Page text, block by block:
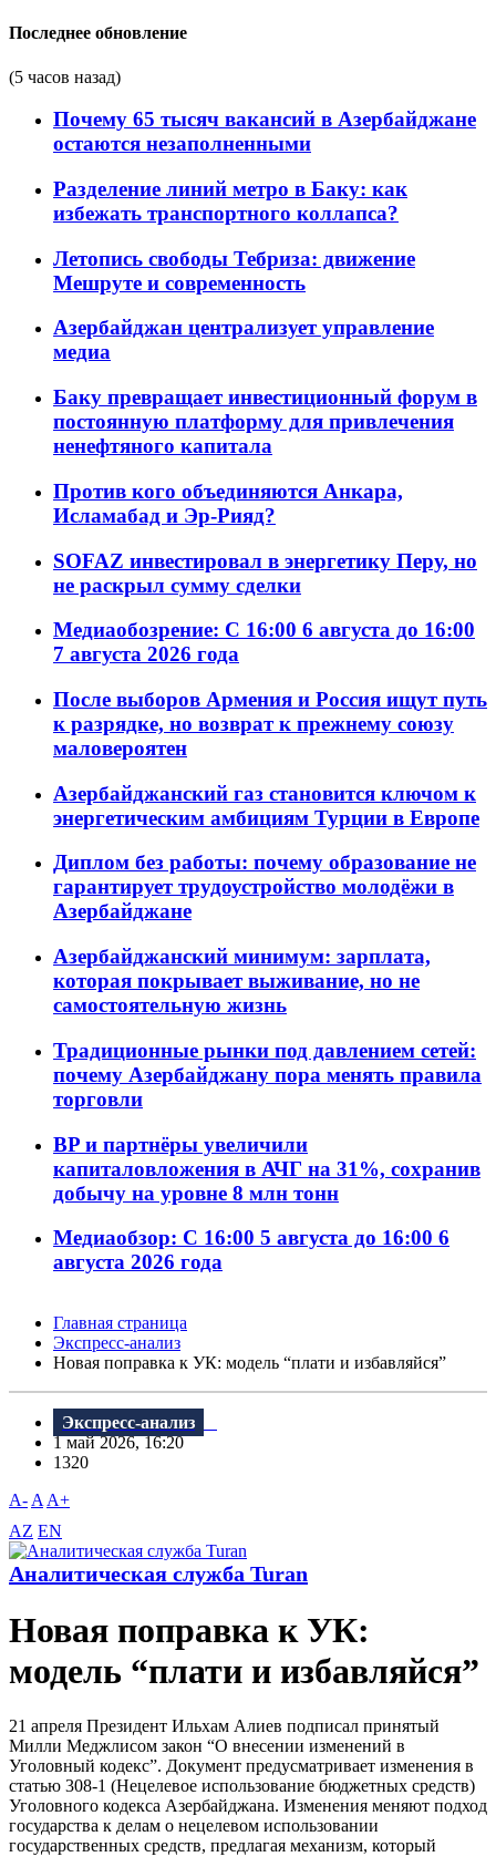
Последнее обновление
(5 часов назад)
Почему 65 тысяч вакансий в Азербайджане
остаются незаполненными
Разделение линий метро в Баку: как
избежать транспортного коллапса?
Летопись свободы Тебриза: движение
Мешруте и современность
Азербайджан централизует управление
медиа
Баку превращает инвестиционный форум в
постоянную платформу для привлечения
ненефтяного капитала
Против кого объединяются Анкара,
Исламабад и Эр-Рияд?
SOFAZ инвестировал в энергетику Перу, но
не раскрыл сумму сделки
Медиаобозрение: С 16:00 6 августа до 16:00
7 августа 2026 года
После выборов Армения и Россия ищут путь
к разрядке, но возврат к прежнему союзу
маловероятен
Азербайджанский газ становится ключом к
энергетическим амбициям Турции в Европе
Диплом без работы: почему образование не
гарантирует трудоустройство молодёжи в
Азербайджане
Азербайджанский минимум: зарплата,
которая покрывает выживание, но не
самостоятельную жизнь
Традиционные рынки под давлением сетей:
почему Азербайджану пора менять правила
торговли
BP и партнёры увеличили
капиталовложения в АЧГ на 31%, сохранив
добычу на уровне 8 млн тонн
Медиаобзор: С 16:00 5 августа до 16:00 6
августа 2026 года
Главная страница
Экспресс-анализ
Новая поправка к УК: модель “плати и избавляйся”
Экспресс-анализ
1 май 2026, 16:20
1320
A- A A+
AZ EN
Аналитическая служба Turan
Новая поправка к УК:
модель “плати и избавляйся”
21 апреля Президент Ильхам Алиев подписал принятый
Милли Меджлисом закон “О внесении изменений в
Уголовный кодекс”. Документ предусматривает изменения в
статью 308-1 (Нецелевое использование бюджетных средств)
Уголовного кодекса Азербайджана. Изменения меняют подход
государства к делам о нецелевом использовании
государственных средств, предлагая механизм, который